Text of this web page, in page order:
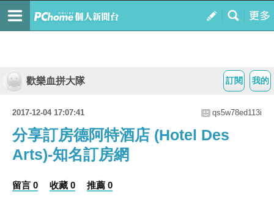
我的
訂閱
歡樂血拼大隊
2017-12-04 17:07:41 qs5w78ed113i
分享訂房德阿特酒店 (Hotel Des
Arts)-知名訂房網
留言 0 收藏 0 推薦 0